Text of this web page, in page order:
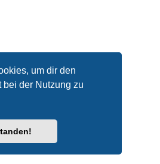
um dir den
bei der Nutzung zu